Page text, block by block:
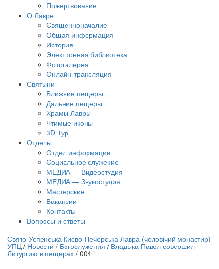
Пожертвование
О Лавре
Священноначалие
Общая информация
История
Электронная библиотека
Фотогалерея
Онлайн-трансляция
Святыни
Ближние пещеры
Дальние пещеры
Храмы Лавры
Чтимые иконы
3D Тур
Отделы
Отдел информации
Социальное служение
МЕДИА — Видеостудия
МЕДИА — Звукостудия
Мастерские
Вакансии
Контакты
Вопросы и ответы
трансляция | 12 сентября
трансляции
Свято-Успенська Києво-Печерська Лавра (чоловічий монастир)
УПЦ / Новости / Богослужения / Владыка Павел совершил
Литургию в пещерах / 004